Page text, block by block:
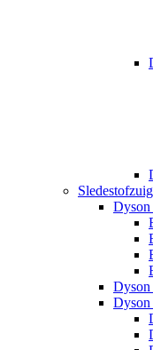
Dyson
Dyson